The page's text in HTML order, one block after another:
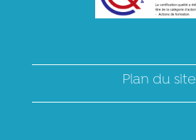
Plan du site